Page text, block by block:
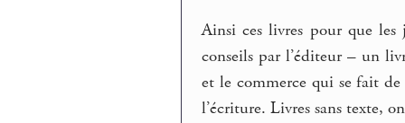
Ainsi ces livres pour que les
conseils par l’éditeur – un
et le commerce qui se fait
l’écriture. Livres sans texte,